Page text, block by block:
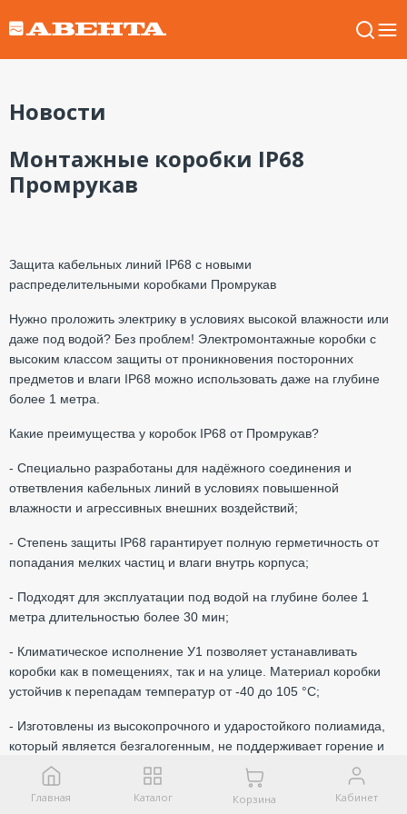
Новости
Монтажные коробки IP68
Промрукав
Защита кабельных линий IP68 с новыми
распределительными коробками Промрукав
Нужно проложить электрику в условиях высокой влажности или
даже под водой? Без проблем! Электромонтажные коробки с
высоким классом защиты от проникновения посторонних
предметов и влаги IP68 можно использовать даже на глубине
более 1 метра.
Какие преимущества у коробок IP68 от Промрукав?
- Специально разработаны для надёжного соединения и
ответвления кабельных линий в условиях повышенной
влажности и агрессивных внешних воздействий;
- Степень защиты IP68 гарантирует полную герметичность от
попадания мелких частиц и влаги внутрь корпуса;
- Подходят для эксплуатации под водой на глубине более 1
метра длительностью более 30 мин;
- Климатическое исполнение У1 позволяет устанавливать
коробки как в помещениях, так и на улице. Материал коробки
устойчив к перепадам температур от -40 до 105 °C;
- Изготовлены из высокопрочного и ударостойкого полиамида,
который является безгалогенным, не поддерживает горение и
устойчив к ультрафиолетовым лучам,
химическим веществам;
- В комплект уже входят: кабельные вводы, кабельная колодка,
Главная Каталог Корзина Кабинет